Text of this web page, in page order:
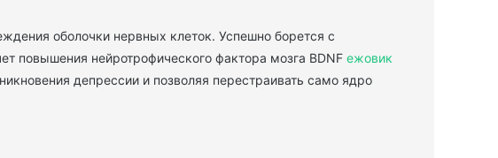
оболочки нервных клеток. Успешно борется с
повышения нейротрофического фактора мозга BDNF ежовик
депрессии и позволяя перестраивать само ядро